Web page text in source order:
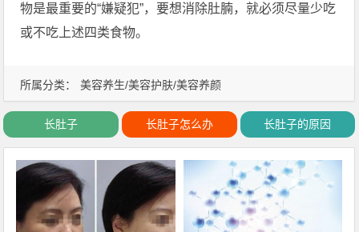
所属分类： 美容养生/美容护肤/美容养颜
物是最重要的“嫌疑犯”，要想消除肚腩，就必须尽量少吃
或不吃上述四类食物。
长肚子 长肚子怎么办 长肚子的原因